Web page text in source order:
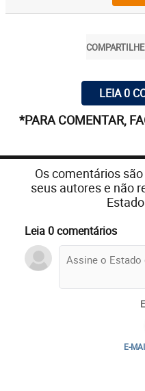
COMPARTILHE
LEIA 0
*PARA COMENTAR,
Os comentários
seus autores e não
Leia 0 comentários
E-